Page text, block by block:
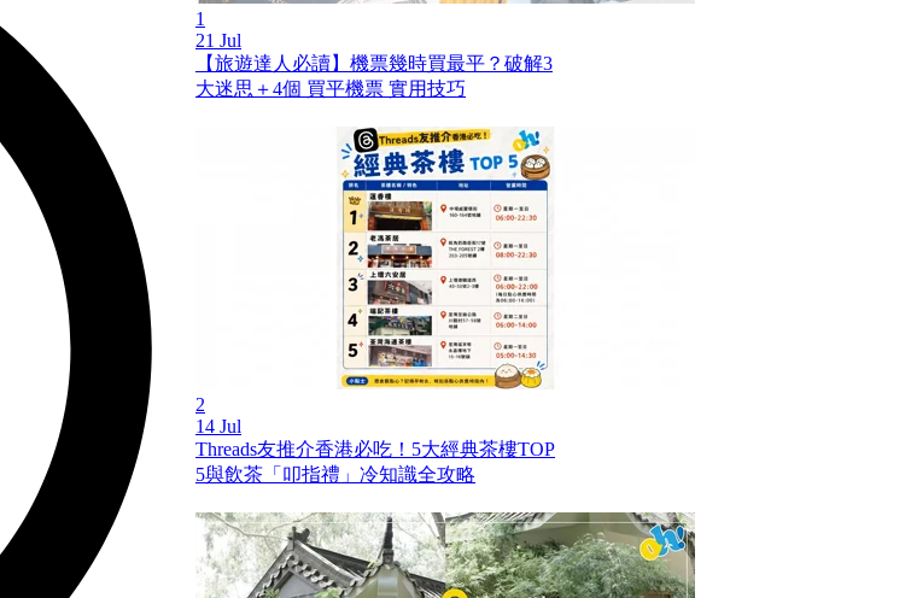
1
21 Jul
【旅遊達人必讀】機票幾時買最平？破解3
大迷思＋4個 買平機票 實用技巧
2
14 Jul
Threads友推介香港必吃！5大經典茶樓TOP
5與飲茶「叩指禮」冷知識全攻略